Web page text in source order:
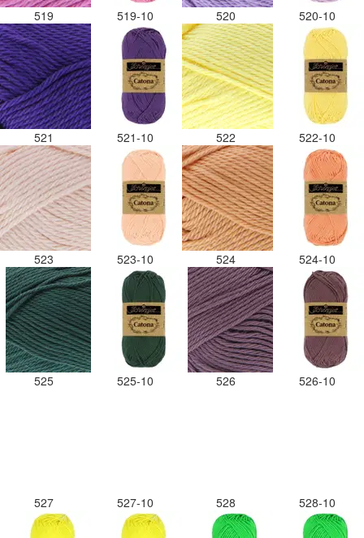
519 519-10 520 520-10
521 521-10 522 522-10
523 523-10 524 524-10
525 525-10 526 526-10
527 527-10 528 528-10